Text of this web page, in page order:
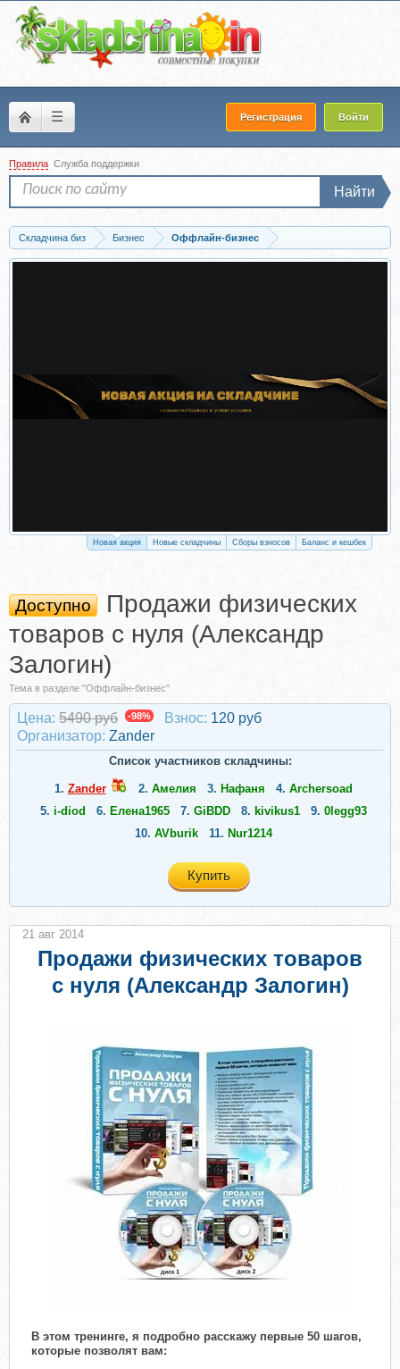
☰ Регистрация Войти
Правила Служба поддержки
Найти
Складчина биз Бизнес
Оффлайн-бизнес
Скачать Продажи физических товаров с нуля (Александр Залогин)
Новая акция Новые складчины Сборы взносов Баланс и кешбек
Доступно
Продажи физических
товаров с нуля (Александр
Залогин)
Тема в разделе "Оффлайн-бизнес"
Цена: 5490 руб -98% Взнос: 120 руб
Организатор: Zander
Список участников складчины:
1. Zander 2. Амелия 3. Нафаня 4. Archersoad
5. i-diod 6. Елена1965 7. GiBDD 8. kivikus1 9. 0legg93
10. AVburik 11. Nur1214
Купить
Продажи физических товаров
с нуля (Александр Залогин)
В этом тренинге, я подробно расскажу первые 50 шагов,
которые позволят вам:
21 авг 2014